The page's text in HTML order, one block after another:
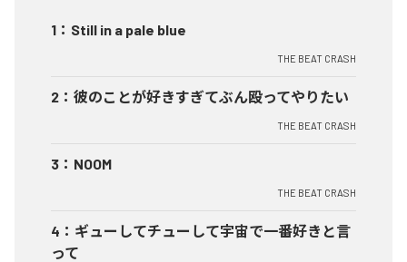
1 ： Still in a pale blue
THE BEAT CRASH
2 ： 彼のことが好きすぎてぶん殴ってやりたい
THE BEAT CRASH
3 ： NOOM
THE BEAT CRASH
4 ： ギューしてチューして宇宙で一番好きと言
って